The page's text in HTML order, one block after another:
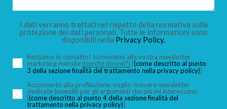
ADULTI
I dati verranno trattati nel rispetto della normativa sulla
protezione dei dati personali. Tutte le informazioni sono
disponibili nella Privacy Policy.
Restiamo in contatto! Iscrivetemi alla vostra newsletter
marketing mensile (perché dovrei?) [(come descritto al punto
3 della sezione finalità del trattamento nella privacy policy)]
Acconsento alla profilazione: voglio ricevere newsletter
dedicate (mensili) per gli argomenti che più mi interessano,
[(come descritto al punto 4 della sezione finalità del
trattamento nella privacy policy)]